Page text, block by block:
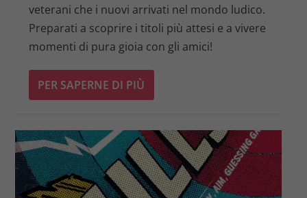
veterani che i nuovi arrivati nel mondo ludico.
Preparati a scoprire i titoli più attesi e a vivere
momenti di pura gioia con gli amici!
PER SAPERNE DI PIÙ